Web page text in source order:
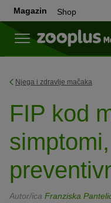
Magazin Shop
Njega i zdravlje mačaka
FIP kod
Autor/ica Franziska